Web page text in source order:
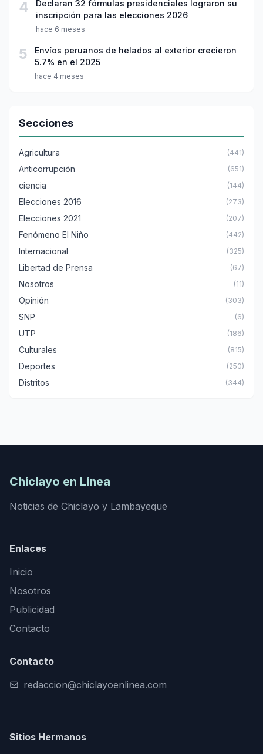
4
Declaran 32 fórmulas presidenciales lograron su
inscripción para las elecciones 2026
hace 6 meses
5
Envíos peruanos de helados al exterior crecieron
5.7% en el 2025
hace 4 meses
Secciones
Agricultura (441)
Anticorrupción (651)
ciencia (144)
Elecciones 2016 (273)
Elecciones 2021 (207)
Fenómeno El Niño (442)
Internacional (325)
Libertad de Prensa (67)
Nosotros (11)
Opinión (303)
SNP (6)
UTP (186)
Culturales (815)
Deportes (250)
Distritos (344)
Chiclayo en Línea
Noticias de Chiclayo y Lambayeque
Enlaces
Inicio
Nosotros
Publicidad
Contacto
Contacto
redaccion@chiclayoenlinea.com
Sitios Hermanos